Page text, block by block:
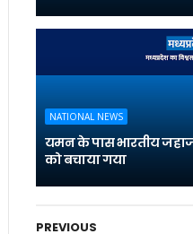
NATIONAL NEWS
यमन के पास भारतीय
को बचाया गया
PREVIOUS